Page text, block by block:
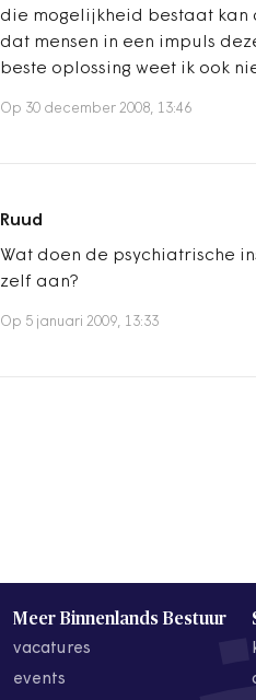
die mogelijkheid bestaat kan
dat mensen in een impuls
beste oplossing weet ik ook
Op 30 december 2008, 13:46
Ruud
Wat doen de psychiatrische
zelf aan?
Op 5 januari 2009, 13:33
Meer Binnenlands Bestuur
vacatures
events